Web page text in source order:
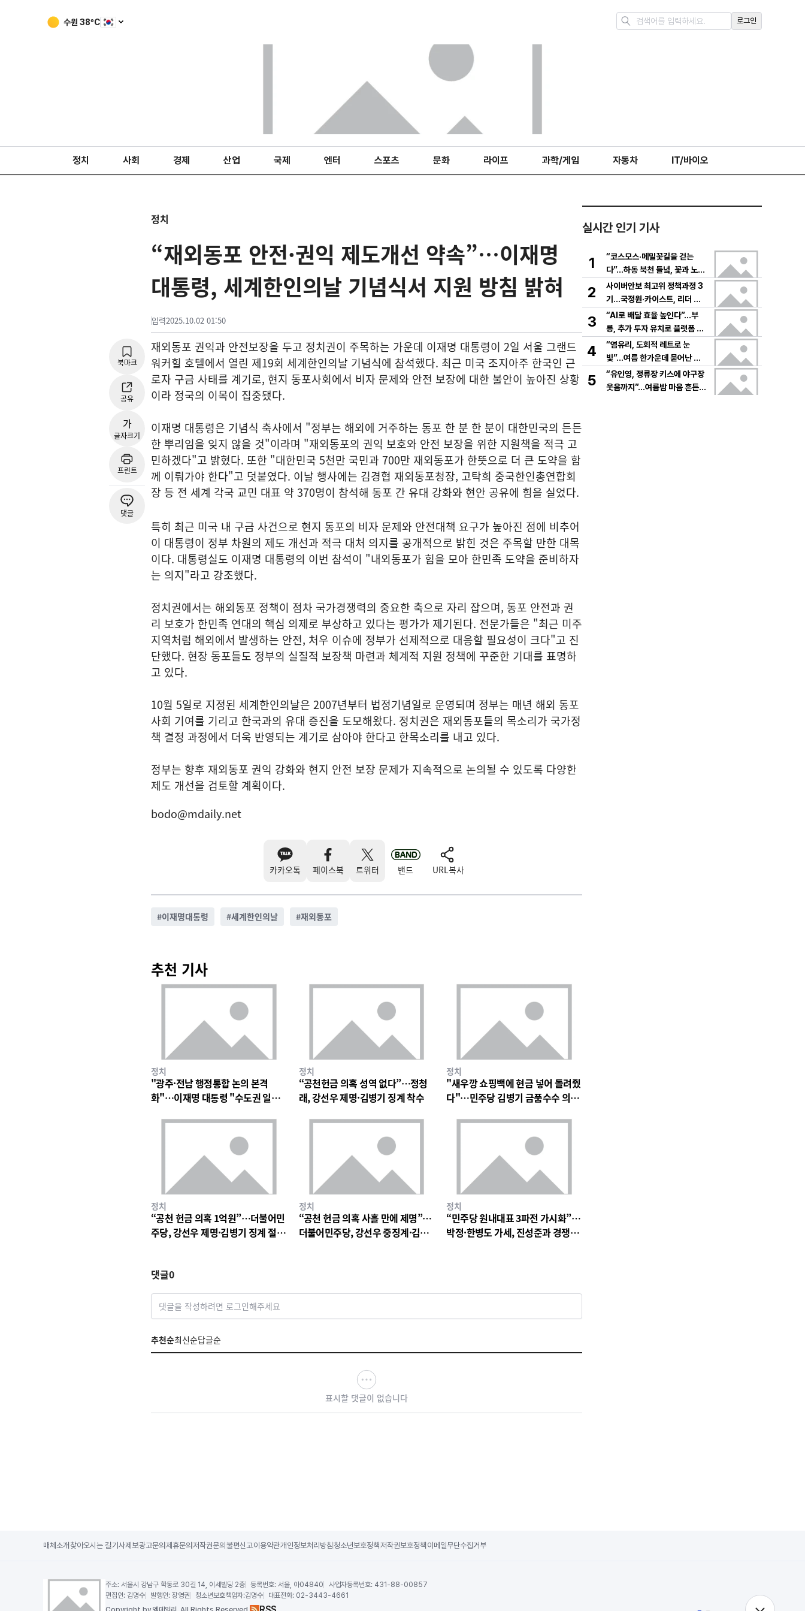
수원 38ºC 로그인
정치 사회 경제 산업 국제 엔터 스포츠 문화 라이프 과학/게임 자동차 IT/바이오
정치
“재외동포 안전·권익 제도개선 약속”…이재명
대통령, 세계한인의날 기념식서 지원 방침 밝혀
입력2025.10.02 01:50
북마크
공유
가
글자크기
프린트
댓글
재외동포 권익과 안전보장을 두고 정치권이 주목하는 가운데 이재명 대통령이 2일 서울 그랜드
워커힐 호텔에서 열린 제19회 세계한인의날 기념식에 참석했다. 최근 미국 조지아주 한국인 근
로자 구금 사태를 계기로, 현지 동포사회에서 비자 문제와 안전 보장에 대한 불안이 높아진 상황
이라 정국의 이목이 집중됐다.
이재명 대통령은 기념식 축사에서 "정부는 해외에 거주하는 동포 한 분 한 분이 대한민국의 든든
한 뿌리임을 잊지 않을 것"이라며 "재외동포의 권익 보호와 안전 보장을 위한 지원책을 적극 고
민하겠다"고 밝혔다. 또한 "대한민국 5천만 국민과 700만 재외동포가 한뜻으로 더 큰 도약을 함
께 이뤄가야 한다"고 덧붙였다. 이날 행사에는 김경협 재외동포청장, 고탁희 중국한인총연합회
장 등 전 세계 각국 교민 대표 약 370명이 참석해 동포 간 유대 강화와 현안 공유에 힘을 실었다.
특히 최근 미국 내 구금 사건으로 현지 동포의 비자 문제와 안전대책 요구가 높아진 점에 비추어
이 대통령이 정부 차원의 제도 개선과 적극 대처 의지를 공개적으로 밝힌 것은 주목할 만한 대목
이다. 대통령실도 이재명 대통령의 이번 참석이 "내외동포가 힘을 모아 한민족 도약을 준비하자
는 의지"라고 강조했다.
정치권에서는 해외동포 정책이 점차 국가경쟁력의 중요한 축으로 자리 잡으며, 동포 안전과 권
리 보호가 한민족 연대의 핵심 의제로 부상하고 있다는 평가가 제기된다. 전문가들은 "최근 미주
지역처럼 해외에서 발생하는 안전, 처우 이슈에 정부가 선제적으로 대응할 필요성이 크다"고 진
단했다. 현장 동포들도 정부의 실질적 보장책 마련과 체계적 지원 정책에 꾸준한 기대를 표명하
고 있다.
10월 5일로 지정된 세계한인의날은 2007년부터 법정기념일로 운영되며 정부는 매년 해외 동포
사회 기여를 기리고 한국과의 유대 증진을 도모해왔다. 정치권은 재외동포들의 목소리가 국가정
책 결정 과정에서 더욱 반영되는 계기로 삼아야 한다고 한목소리를 내고 있다.
정부는 향후 재외동포 권익 강화와 현지 안전 보장 문제가 지속적으로 논의될 수 있도록 다양한
제도 개선을 검토할 계획이다.
bodo@mdaily.net
카카오톡 페이스북 트위터 밴드 URL복사
#이재명대통령 #세계한인의날 #재외동포
추천 기사
정치
"광주·전남 행정통합 논의 본격
화"…이재명 대통령 "수도권 일극
정치
“공천헌금 의혹 성역 없다”…정청
래, 강선우 제명·김병기 징계 착수
정치
"새우깡 쇼핑백에 현금 넣어 돌려줬
다"…민주당 김병기 금품수수 의혹
정치
“공천 헌금 의혹 1억원”…더불어민
주당, 강선우 제명·김병기 징계 절
정치
“공천 헌금 의혹 사흘 만에 제명”…
더불어민주당, 강선우 중징계·김병
정치
“민주당 원내대표 3파전 가시화”…
박정·한병도 가세, 진성준과 경쟁
댓글0
댓글을 작성하려면 로그인해주세요
추천순최신순답글순
표시할 댓글이 없습니다
실시간 인기 기사
1
“코스모스·메밀꽃길을 걷는
다”…하동 북천 들녘, 꽃과 노래
로 물드는 가을의 하루
2
사이버안보 최고위 정책과정 3
기…국정원·카이스트, 리더 안
보역량 키운다
3
“AI로 배달 효율 높인다”…부
릉, 추가 투자 유치로 플랫폼 혁
신 가속
4
“염유리, 도회적 레트로 눈
빛”…여름 한가운데 묻어난 자
유의 감각→팬들 궁금증 증폭
5
“유인영, 정류장 키스에 야구장
웃음까지”…여름밤 마음 흔든
매체소개 찾아오시는 길기사제보광고문의 제휴문의 저작권문의 불편신고이용약관개인정보처리방침 청소년보호정책저작권보호정책 이메일무단수집거부
주소:서울시 강남구 학동로 30길 14, 이세빌딩 2층 등록번호: 서울, 아04840 사업자등록번호: 431-88-00857
편집인: 김명수 발행인:장영권 청소년보호책임자:김명수 대표전화: 02-3443-4661